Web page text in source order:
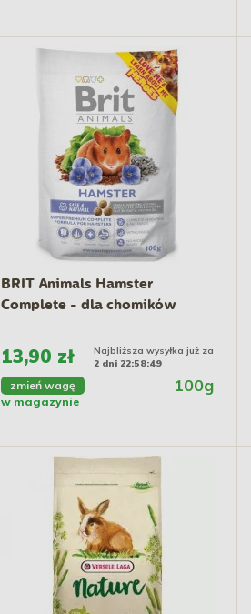
BRIT Animals Hamster
Complete - dla chomików
13,90 zł
Najbliższa wysyłka już za
2 dni 22:58:48
zmień wagę 100g
w magazynie